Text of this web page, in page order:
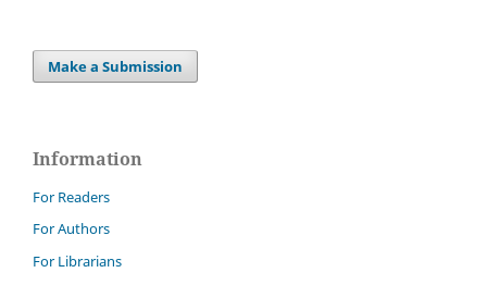
Make a Submission
Information
For Readers
For Authors
For Librarians